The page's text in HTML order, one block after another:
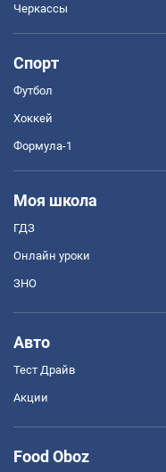
Черкассы
Спорт
Футбол
Хоккей
Формула-1
Моя школа
ГДЗ
Онлайн уроки
ЗНО
Авто
Тест Драйв
Акции
Food Oboz